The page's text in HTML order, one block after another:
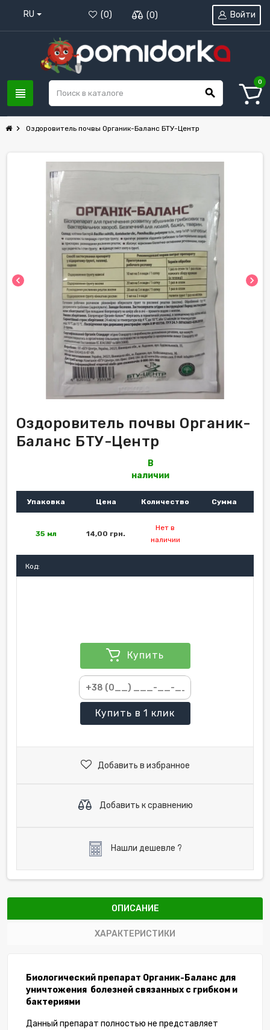
RU (0) (0)
view_headline search
Войти
0
chevron_right Оздоровитель почвы Органик-Баланс БТУ-Центр
chevron_left chevron_right
Оздоровитель почвы Органик-
Баланс БТУ-Центр
В
наличии
Упаковка Цена Количество Сумма
35 мл 14,00 грн.
Нет в
наличии
Код:
Купить
Купить в 1 клик
Добавить в избранное
Добавить к сравнению
Нашли дешевле ?
ОПИСАНИЕ
ХАРАКТЕРИСТИКИ
Биологический препарат Органик-Баланс для
уничтожения болезней связанных с грибком и
бактериями
Данный препарат полностью не представляет